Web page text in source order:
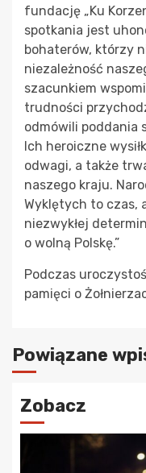
fundację „Ku
spotkania jest
bohaterów, którzy
niezależność
szacunkiem
trudności
odmówili poddania
Ich heroiczne
odwagi, a także
naszego kraju.
Wyklętych to czas,
niezwykłej
o wolną Polskę.”
Podczas
pamięci o
Powiązane
Zobacz